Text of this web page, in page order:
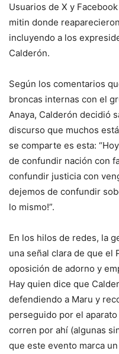
Usuarios de X y
mitin donde
incluyendo a los
Calderón.
Según los comentarios
broncas internas con el
Anaya, Calderón decidió
discurso que muchos
se comparte es esta:
de confundir nación con
confundir justicia con
dejemos de confundir
lo mismo!”.
En los hilos de redes, la
una señal clara de que el
oposición de adorno y
Hay quien dice que
defendiendo a Maru y
perseguido por el
corren por ahí (algunas
que este evento marca